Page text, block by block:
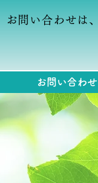
お問い合わせは、
お問い合わせ